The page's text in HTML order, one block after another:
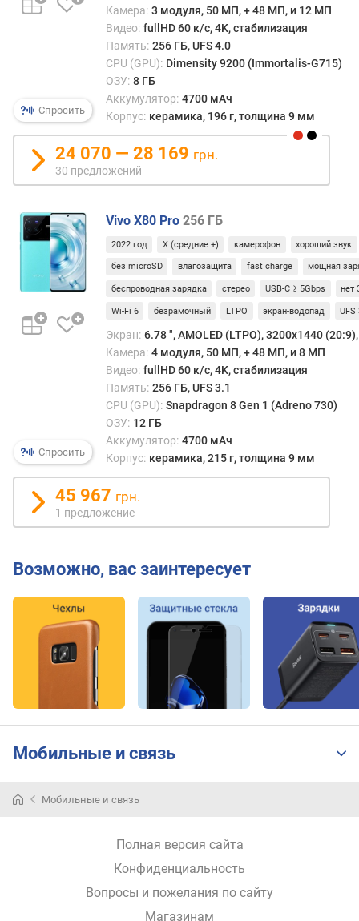
и
а
м
я
т
ь
(
Г
Б
т
р
п
а
я
ь
Г
е
т
б
а
Спросить
Камера: 3 модуля, 50 МП, + 48 МП, и 12 МП
Видео: fullHD 60 к/с, 4K, стабилизация
Память: 256 ГБ, UFS 4.0
CPU (GPU): Dimensity 9200 (Immortalis-G715)
ОЗУ: 8 ГБ
Аккумулятор: 4700 мАч
Корпус: керамика, 196 г, толщина 9 мм
24 070 — 28 169 грн.
30 предложений
Спросить
Vivo X80 Pro 256 ГБ
2022 год X (средние +) камерофон хороший звук
без microSD влагозащита fast charge мощная
беспроводная зарядка стерео USB-C ≥ 5Gbps нет
Wi-Fi 6 безрамочный LTPO экран-водопад UFS
Экран: 6.78 ", AMOLED (LTPO), 3200х1440
Камера: 4 модуля, 50 МП, + 48 МП, и 8 МП
Видео: fullHD 60 к/с, 4K, стабилизация
Память: 256 ГБ, UFS 3.1
CPU (GPU): Snapdragon 8 Gen 1 (Adreno 730)
ОЗУ: 12 ГБ
Аккумулятор: 4700 мАч
Корпус: керамика, 215 г, толщина 9 мм
45 967 грн.
1 предложение
Возможно, вас заинтересует
Мобильные и связь
Мобильные и связь
Полная версия сайта
Конфиденциальность
Вопросы и пожелания по сайту
Магазинам